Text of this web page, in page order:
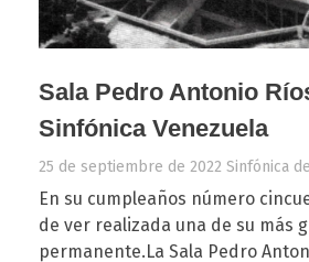
Sala Pedro Antonio
Sinfónica Venezuela
25 de septiembre de 2022 Sinfónica
En su cumpleaños número
de ver realizada una de su más
permanente.La Sala Pedro